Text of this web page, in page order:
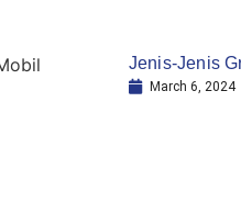
Jenis-Jenis
March 6, 2024